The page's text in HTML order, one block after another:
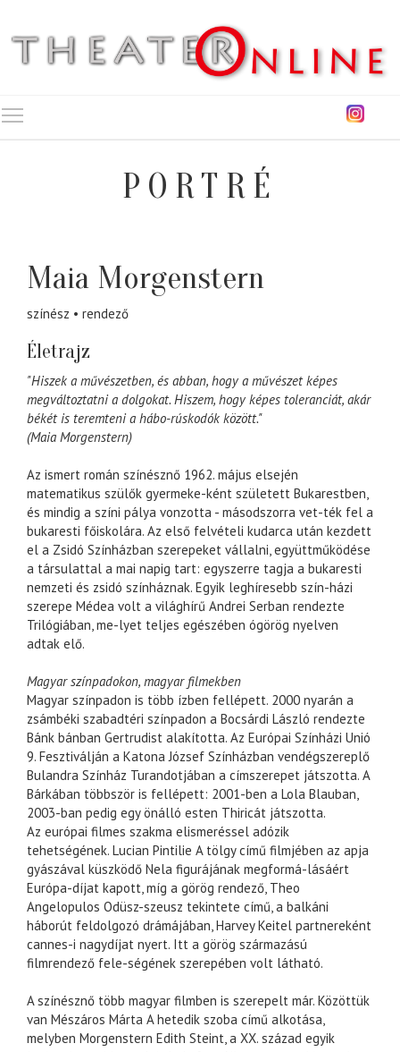
PORTRÉ
Maia Morgenstern
színész rendező
Életrajz
"Hiszek a művészetben, és abban, hogy a művészet képes
megváltoztatni a dolgokat. Hiszem, hogy képes toleranciát, akár
békét is teremteni a hábo-rúskodók között."
(Maia Morgenstern)
Az ismert román színésznő 1962. május elsején
matematikus szülők gyermeke-ként született Bukarestben,
és mindig a színi pálya vonzotta - másodszorra vet-ték fel a
bukaresti főiskolára. Az első felvételi kudarca után kezdett
el a Zsidó Színházban szerepeket vállalni, együttműködése
a társulattal a mai napig tart: egyszerre tagja a bukaresti
nemzeti és zsidó színháznak. Egyik leghíresebb szín-házi
szerepe Médea volt a világhírű Andrei Serban rendezte
Trilógiában, me-lyet teljes egészében ógörög nyelven
adtak elő.
Magyar színpadokon, magyar filmekben
Magyar színpadon is több ízben fellépett. 2000 nyarán a
zsámbéki szabadtéri színpadon a Bocsárdi László rendezte
Bánk bánban Gertrudist alakította. Az Európai Színházi Unió
9. Fesztiválján a Katona József Színházban vendégszereplő
Bulandra Színház Turandotjában a címszerepet játszotta. A
Bárkában többször is fellépett: 2001-ben a Lola Blauban,
2003-ban pedig egy önálló esten Thiricát játszotta.
Az európai filmes szakma elismeréssel adózik
tehetségének. Lucian Pintilie A tölgy című filmjében az apja
gyászával küszködő Nela figurájának megformá-lásáért
Európa-díjat kapott, míg a görög rendező, Theo
Angelopulos Odüsz-szeusz tekintete című, a balkáni
háborút feldolgozó drámájában, Harvey Keitel partnereként
cannes-i nagydíjat nyert. Itt a görög származású
filmrendező fele-ségének szerepében volt látható.
A színésznő több magyar filmben is szerepelt már. Közöttük
van Mészáros Márta A hetedik szoba című alkotása,
melyben Morgenstern Edith Steint, a XX. század egyik